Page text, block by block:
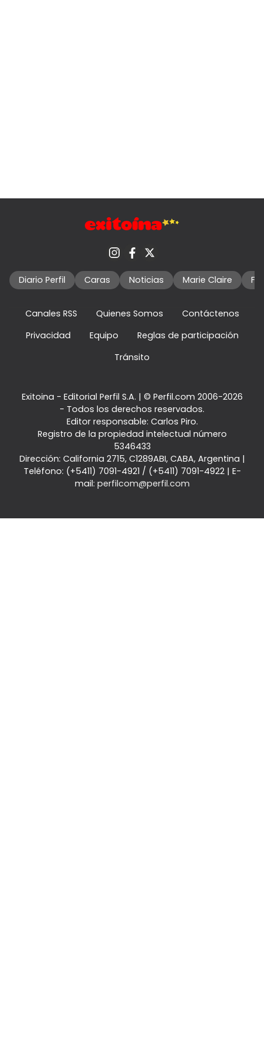
Diario Perfil Caras Noticias Marie Claire
Canales RSS Quienes Somos
Contáctenos
Privacidad
Equipo
Reglas de participación
Tránsito
Exitoina - Editorial Perfil S.A. | © Perfil.com 2006-2026
- Todos los derechos reservados.
Editor responsable: Carlos Piro.
Registro de la propiedad intelectual número
5346433
Dirección: California 2715, C1289ABI, CABA, Argentina |
Teléfono: (+5411) 7091-4921 / (+5411) 7091-4922| E-
mail: perfilcom@perfil.com